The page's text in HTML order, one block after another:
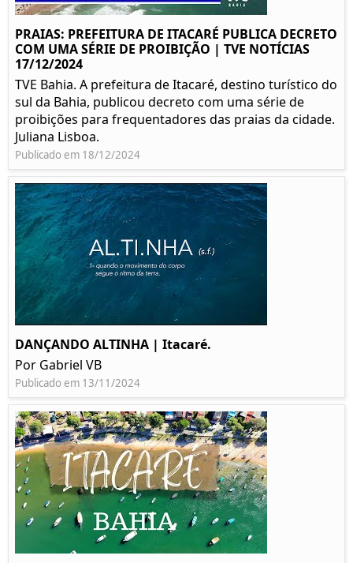
PRAIAS: PREFEITURA DE ITACARÉ PUBLICA DECRETO
COM UMA SÉRIE DE PROIBIÇÃO | TVE NOTÍCIAS
17/12/2024
TVE Bahia. A prefeitura de Itacaré, destino turístico do
sul da Bahia, publicou decreto com uma série de
proibições para frequentadores das praias da cidade.
Juliana Lisboa.
Publicado em 18/12/2024
DANÇANDO ALTINHA | Itacaré.
Por Gabriel VB
Publicado em 13/11/2024